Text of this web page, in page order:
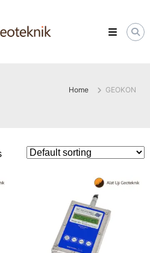
Home GEOKON